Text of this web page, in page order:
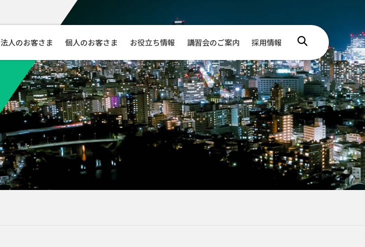
法人のお客さま 個人のお客さま お役立ち情報 講習会のご案内 採用情報